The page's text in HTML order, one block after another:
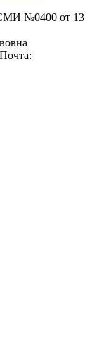
СМИ №0400 от 13